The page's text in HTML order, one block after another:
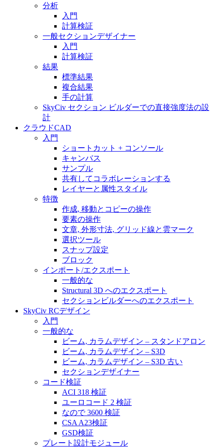
分析
入門
計算検証
一般セクションデザイナー
入門
計算検証
結果
標準結果
複合結果
手の計算
SkyCiv セクション ビルダーでの直接強度法の設
計
クラウドCAD
入門
ショートカット + コンソール
キャンバス
サンプル
共有してコラボレーションする
レイヤーと属性スタイル
特徴
作成, 移動とコピーの操作
要素の操作
文章, 外形寸法, グリッド線と雲マーク
選択ツール
スナップ設定
ブロック
インポート/エクスポート
一般的な
Structural 3D へのエクスポート
セクションビルダーへのエクスポート
SkyCiv RCデザイン
入門
一般的な
ビーム, カラムデザイン – スタンドアロン
ビーム, カラムデザイン – S3D
ビーム, カラムデザイン – S3D 古い
セクションデザイナー
コード検証
ACI 318 検証
ユーロコード 2 検証
なので 3600 検証
CSA A23検証
GSD検証
プレート設計モジュール